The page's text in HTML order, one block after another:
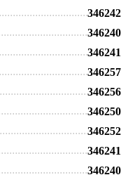
346242
346240
346241
346257
346256
346250
346252
346241
346240